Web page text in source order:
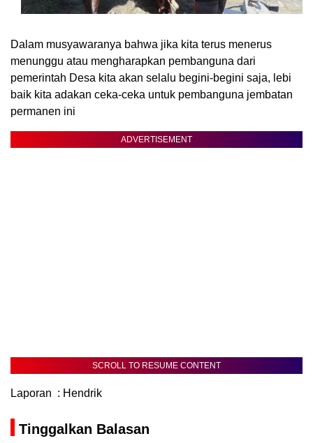
Dalam musyawaranya bahwa jika kita terus menerus
menunggu atau mengharapkan pembanguna dari
pemerintah Desa kita akan selalu begini-begini saja, lebi
baik kita adakan ceka-ceka untuk pembanguna jembatan
permanen ini
ADVERTISEMENT
SCROLL TO RESUME CONTENT
Laporan : Hendrik
Tinggalkan Balasan